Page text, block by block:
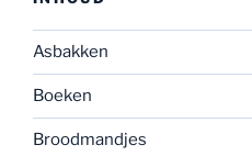
Asbakken
Boeken
Broodmandjes